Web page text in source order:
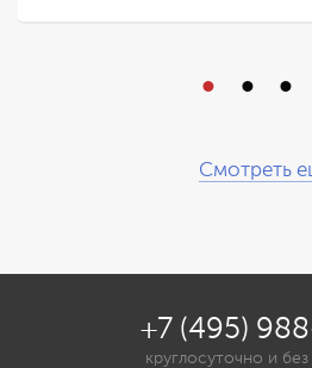
Смотреть
+7 (495)
круглосуточно и